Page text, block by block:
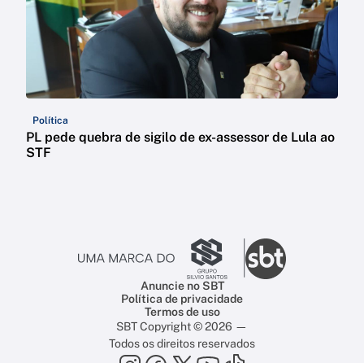
Política
PL pede quebra de sigilo de ex-assessor de Lula ao
STF
Anuncie no SBT
Política de privacidade
Termos de uso
SBT Copyright © 2026 —
Todos os direitos reservados